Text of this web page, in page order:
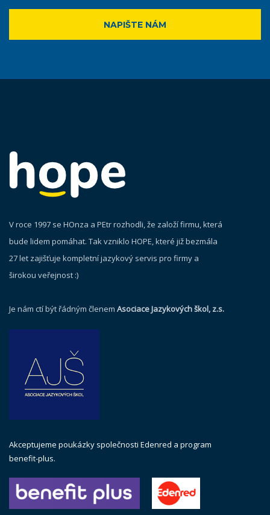
NAPIŠTE NÁM
V roce 1997 se HOnza a PEtr rozhodli, že založí firmu, která
bude lidem pomáhat. Tak vzniklo HOPE, které již bezmála
27 let zajišťuje kompletní jazykový servis pro firmy a
širokou veřejnost :)
Je nám ctí být řádným členem Asociace Jazykových škol, z.s.
Akceptujeme poukázky společnosti Edenred a program
benefit-plus.